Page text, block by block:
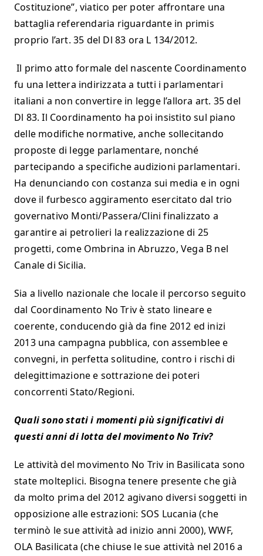
Costituzione”, viatico per poter affrontare una
battaglia referendaria riguardante in primis
proprio l’art. 35 del Dl 83 ora L 134/2012.
Il primo atto formale del nascente Coordinamento
fu una lettera indirizzata a tutti i parlamentari
italiani a non convertire in legge l’allora art. 35 del
Dl 83. Il Coordinamento ha poi insistito sul piano
delle modifiche normative, anche sollecitando
proposte di legge parlamentare, nonché
partecipando a specifiche audizioni parlamentari.
Ha denunciando con costanza sui media e in ogni
dove il furbesco aggiramento esercitato dal trio
governativo Monti/Passera/Clini finalizzato a
garantire ai petrolieri la realizzazione di 25
progetti, come Ombrina in Abruzzo, Vega B nel
Canale di Sicilia.
Sia a livello nazionale che locale il percorso seguito
dal Coordinamento No Triv è stato lineare e
coerente, conducendo già da fine 2012 ed inizi
2013 una campagna pubblica, con assemblee e
convegni, in perfetta solitudine, contro i rischi di
delegittimazione e sottrazione dei poteri
concorrenti Stato/Regioni.
Quali sono stati i momenti più significativi di
questi anni di lotta del movimento No Triv?
Le attività del movimento No Triv in Basilicata sono
state molteplici. Bisogna tenere presente che già
da molto prima del 2012 agivano diversi soggetti in
opposizione alle estrazioni: SOS Lucania (che
terminò le sue attività ad inizio anni 2000), WWF,
OLA Basilicata (che chiuse le sue attività nel 2016 a